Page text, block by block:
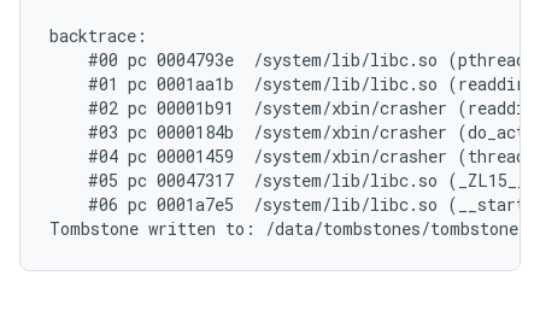
backtrace:
#00 pc 0004793e  /system/lib/libc.so
#01 pc 0001aa1b  /system/lib/libc.so
#02 pc 00001b91  /system/xbin/crasher
#03 pc 0000184b  /system/xbin/crasher
#04 pc 00001459  /system/xbin/crasher
#05 pc 00047317  /system/lib/libc.so
#06 pc 0001a7e5  /system/lib/libc.so